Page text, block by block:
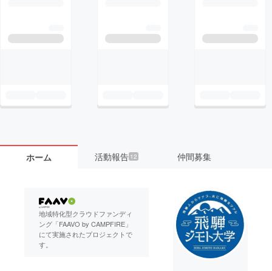
ホーム 活動報告 12 仲間募集
地域特化型クラウドファンディ
ング「FAAVO by CAMPFIRE」
にて実施されたプロジェクトで
す。